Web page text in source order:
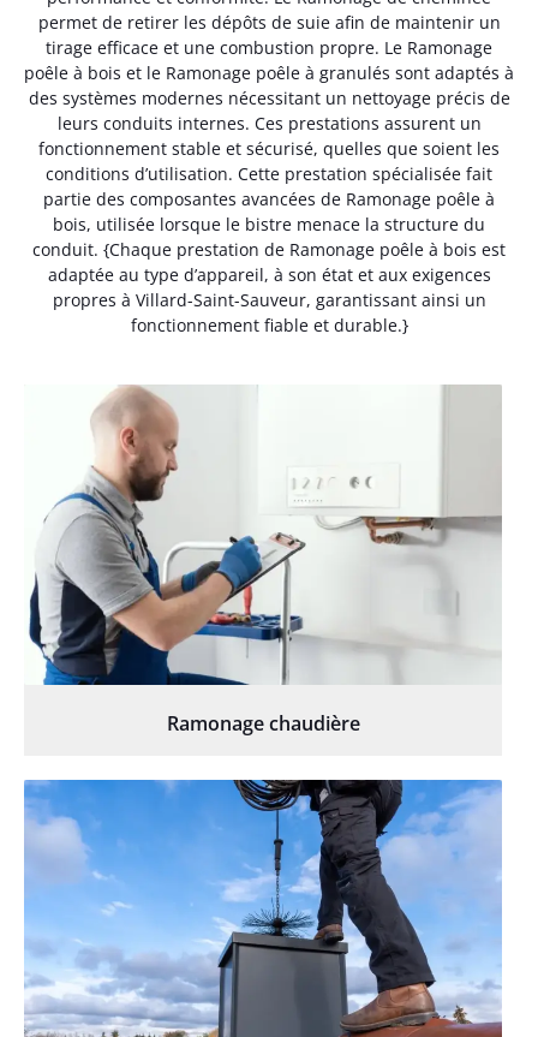
permet de retirer les dépôts de suie afin de maintenir un
tirage efficace et une combustion propre. Le Ramonage
poêle à bois et le Ramonage poêle à granulés sont adaptés à
des systèmes modernes nécessitant un nettoyage précis de
leurs conduits internes. Ces prestations assurent un
fonctionnement stable et sécurisé, quelles que soient les
conditions d’utilisation. Cette prestation spécialisée fait
partie des composantes avancées de Ramonage poêle à
bois, utilisée lorsque le bistre menace la structure du
conduit. {Chaque prestation de Ramonage poêle à bois est
adaptée au type d’appareil, à son état et aux exigences
propres à Villard-Saint-Sauveur, garantissant ainsi un
fonctionnement fiable et durable.}
Ramonage chaudière